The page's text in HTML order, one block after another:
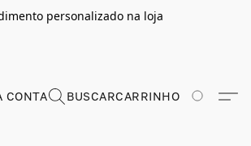
personalizado na loja
CONTA BUSCARCARRINHO